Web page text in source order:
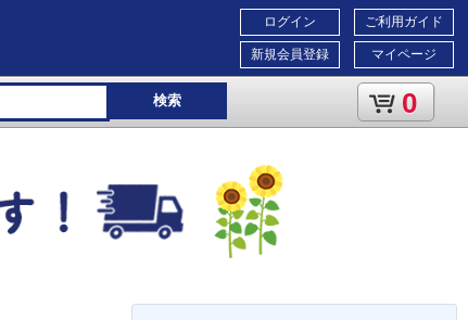
ご利用ガイド
マイページ
ログイン
新規会員登録
検索 0